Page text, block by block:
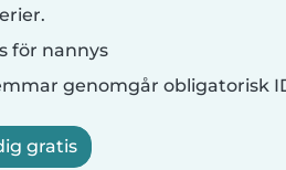
för nannys
genomgår obligatorisk
gratis